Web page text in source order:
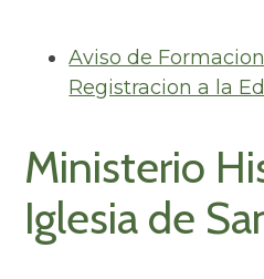
Aviso de
Registracion a la
Ministerio
Iglesia de